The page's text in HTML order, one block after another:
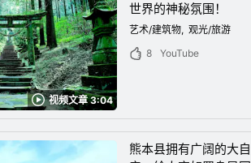
视频文章 3:04
世界的神秘氛围！
艺术/建筑物
观光/旅游
8
YouTube
熊本县拥有广阔的大